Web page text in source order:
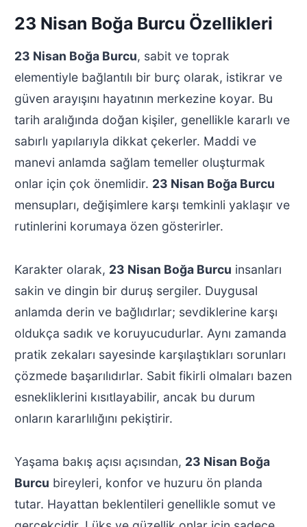
23 Nisan Boğa Burcu Özellikleri
23 Nisan Boğa Burcu, sabit ve toprak
elementiyle bağlantılı bir burç olarak, istikrar ve
güven arayışını hayatının merkezine koyar. Bu
tarih aralığında doğan kişiler, genellikle kararlı ve
sabırlı yapılarıyla dikkat çekerler. Maddi ve
manevi anlamda sağlam temeller oluşturmak
onlar için çok önemlidir. 23 Nisan Boğa Burcu
mensupları, değişimlere karşı temkinli yaklaşır ve
rutinlerini korumaya özen gösterirler.
Karakter olarak, 23 Nisan Boğa Burcu insanları
sakin ve dingin bir duruş sergiler. Duygusal
anlamda derin ve bağlıdırlar; sevdiklerine karşı
oldukça sadık ve koruyucudurlar. Aynı zamanda
pratik zekaları sayesinde karşılaştıkları sorunları
çözmede başarılıdırlar. Sabit fikirli olmaları bazen
esnekliklerini kısıtlayabilir, ancak bu durum
onların kararlılığını pekiştirir.
Yaşama bakış açısı açısından, 23 Nisan Boğa
Burcu bireyleri, konfor ve huzuru ön planda
tutar. Hayattan beklentileri genellikle somut ve